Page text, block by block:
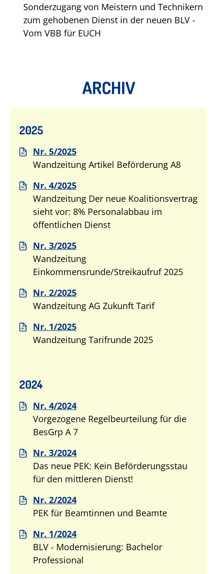
Sonderzugang von Meistern und Technikern
zum gehobenen Dienst in der neuen BLV -
Vom VBB für EUCH
ARCHIV
2025
Nr. 5/2025
Wandzeitung Artikel Beförderung A8
Nr. 4/2025
Wandzeitung Der neue Koalitionsvertrag
sieht vor: 8% Personalabbau im
öffentlichen Dienst
Nr. 3/2025
Wandzeitung
Einkommensrunde/Streikaufruf 2025
Nr. 2/2025
Wandzeitung AG Zukunft Tarif
Nr. 1/2025
Wandzeitung Tarifrunde 2025
2024
Nr. 4/2024
Vorgezogene Regelbeurteilung für die
BesGrp A 7
Nr. 3/2024
Das neue PEK: Kein Beförderungsstau
für den mittleren Dienst!
Nr. 2/2024
PEK für Beamtinnen und Beamte
Nr. 1/2024
BLV - Modernisierung: Bachelor
Professional